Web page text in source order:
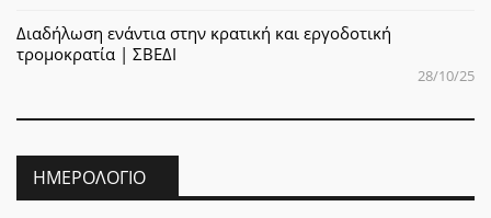
Διαδήλωση ενάντια στην κρατική και εργοδοτική
τρομοκρατία | ΣΒΕΔΙ
28/10/25
ΗΜΕΡΟΛΌΓΙΟ